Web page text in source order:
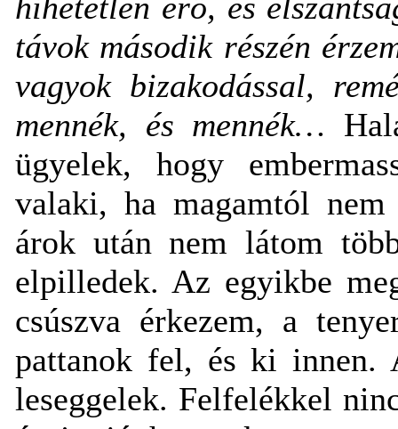
távok második részén
vagyok bizakodással,
mennék, és mennék…
ügyelek, hogy
valaki, ha magamtól
árok után nem látom
elpilledek. Az egyikbe
csúszva érkezem, a
pattanok fel, és ki innen.
leseggelek. Felfelékkel